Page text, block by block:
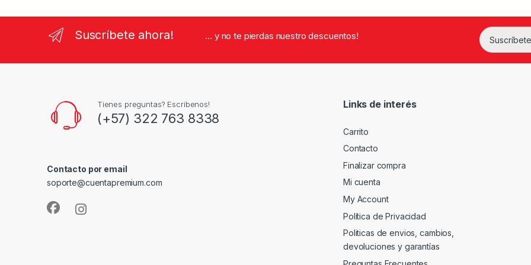
Suscríbete ahora! ... y no te pierdas nuestro descuentos!
Tienes preguntas? Escribenos!
(+57) 322 763 8338
Contacto por email
soporte@cuentapremium.com
Links de interés
Carrito
Contacto
Finalizar compra
Mi cuenta
My Account
Política de Privacidad
Politicas de envios, cambios,
devoluciones y garantías